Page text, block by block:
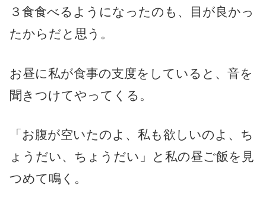
３食食べるようになったのも、目が良かっ
たからだと思う。
お昼に私が食事の支度をしていると、音を
聞きつけてやってくる。
「お腹が空いたのよ、私も欲しいのよ、ち
ょうだい、ちょうだい」と私の昼ご飯を見
つめて鳴く。